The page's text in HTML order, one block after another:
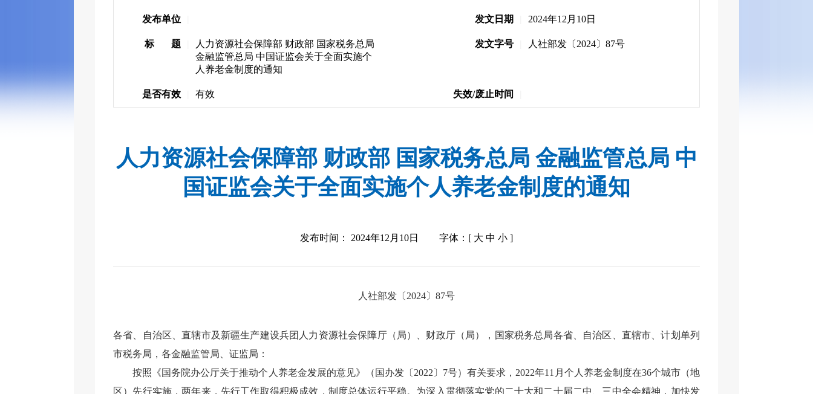
发布单位 发文日期 2024年12月10日
标 题
人力资源社会保障部 财政部 国家税务总局
金融监管总局 中国证监会关于全面实施个
人养老金制度的通知
发文字号 人社部发〔2024〕87号
是否有效 有效 失效/废止时间
人力资源社会保障部 财政部 国家税务总局 金融监管总局 中
国证监会关于全面实施个人养老金制度的通知
发布时间： 2024年12月10日 字体：[ 大 中 小 ]
人社部发 〔2024〕87号
各省、自治区、直辖市及新疆生产建设兵团人力资源社会保障厅（局）、财政厅（局），国家税务总局各省、自治区、直辖市、计划单列
市税务局，各金融监管局、证监局：
按照《国务院办公厅关于推动个人养老金发展的意见》（国办发〔 2022 〕 7号）有关要求，2022年11月个人养老金制度在36个城市（地
区）先行实施，两年来，先行工作取得积极成效，制度总体运行平稳。为深入贯彻落实党的二十大和二十届二中、三中全会精神，加快发